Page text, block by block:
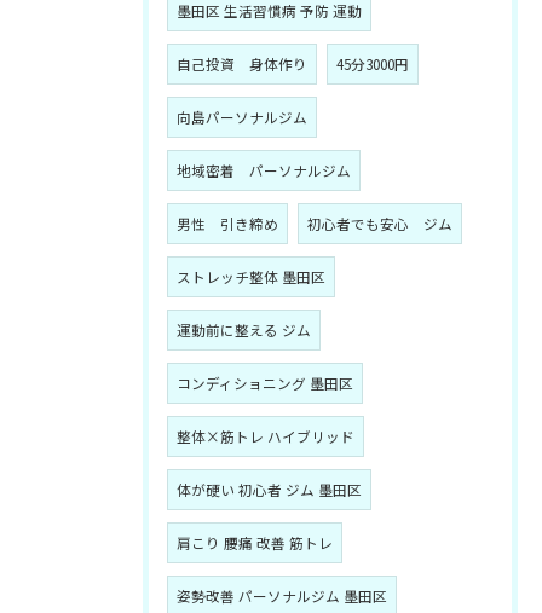
墨田区 生活習慣病 予防 運動
自己投資 身体作り 45分3000円
向島パーソナルジム
地域密着 パーソナルジム
男性 引き締め 初心者でも安心 ジム
ストレッチ整体 墨田区
運動前に整える ジム
コンディショニング 墨田区
整体×筋トレ ハイブリッド
体が硬い 初心者 ジム 墨田区
肩こり 腰痛 改善 筋トレ
姿勢改善 パーソナルジム 墨田区